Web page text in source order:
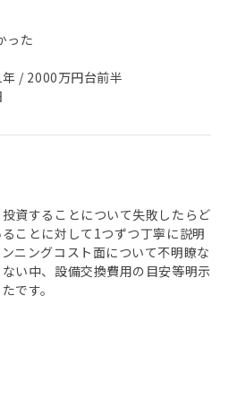
った
/ 2000万円台前半
資することについて失敗したらど
ことに対して1つずつ丁寧に説明
ニングコスト面について不明瞭な
い中、設備交換費用の目安等明示
です。